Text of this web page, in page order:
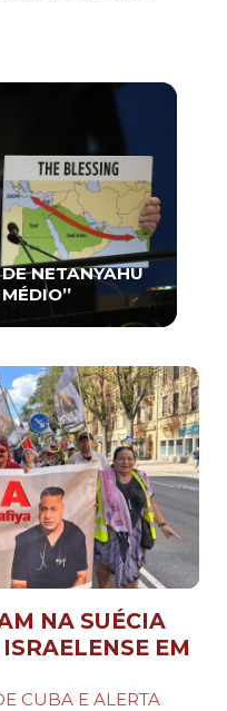
NETANYAHU
NA SUÉCIA
EM
CUBA E ALERTA